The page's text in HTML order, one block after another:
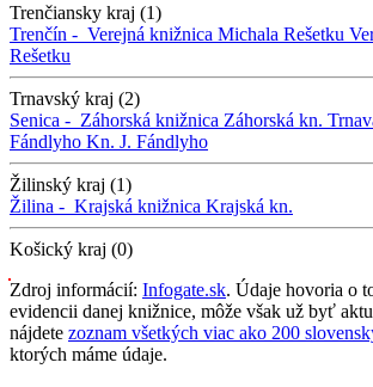
Trenčiansky kraj (1)
Trenčín - Verejná knižnica Michala Rešetku
Rešetku
Trnavský kraj (2)
Senica - Záhorská knižnica Záhorská kn.
Fándlyho Kn. J. Fándlyho
Žilinský kraj (1)
Žilina - Krajská knižnica Krajská kn.
Košický kraj (0)
Zdroj informácií: Infogate.sk. Údaje hovoria o
evidencii danej knižnice, môže však už byť
nájdete zoznam všetkých viac ako 200
ktorých máme údaje.